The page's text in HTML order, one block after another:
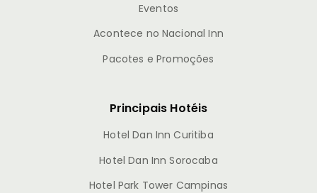
Eventos
Acontece no Nacional Inn
Pacotes e Promoções
Principais Hotéis
Hotel Dan Inn Curitiba
Hotel Dan Inn Sorocaba
Hotel Park Tower Campinas